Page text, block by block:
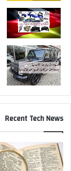
Recent Tech News